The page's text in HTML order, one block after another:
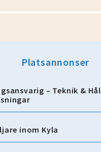
Platsannonser
– Teknik &
inom Kyla